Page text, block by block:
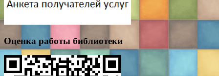
Оценка работы библиотеки